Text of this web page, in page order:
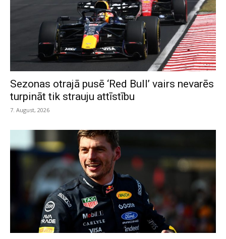
Sezonas otrajā pusē ‘Red Bull’ vairs nevarēs
turpināt tik strauju attīstību
7. August, 2026